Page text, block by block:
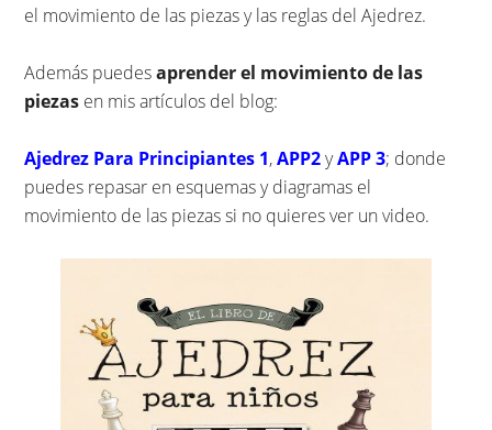
el movimiento de las piezas y las reglas del Ajedrez.
Además puedesaprender el movimiento de las
piezas en mis artículos del blog:
Ajedrez Para Principiantes 1,APP2yAPP 3; donde
puedes repasar en esquemas y diagramas el
movimiento de las piezas si no quieres ver un video.